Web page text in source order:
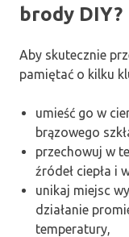
brody DIY?
Aby skutecznie
pamiętać o kilku
umieść go w
brązowego
przechowuj w
źródeł ciepła i
unikaj miejsc
działanie
temperatury,